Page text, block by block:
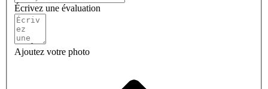
Écrivez une évaluation
Ajoutez votre photo